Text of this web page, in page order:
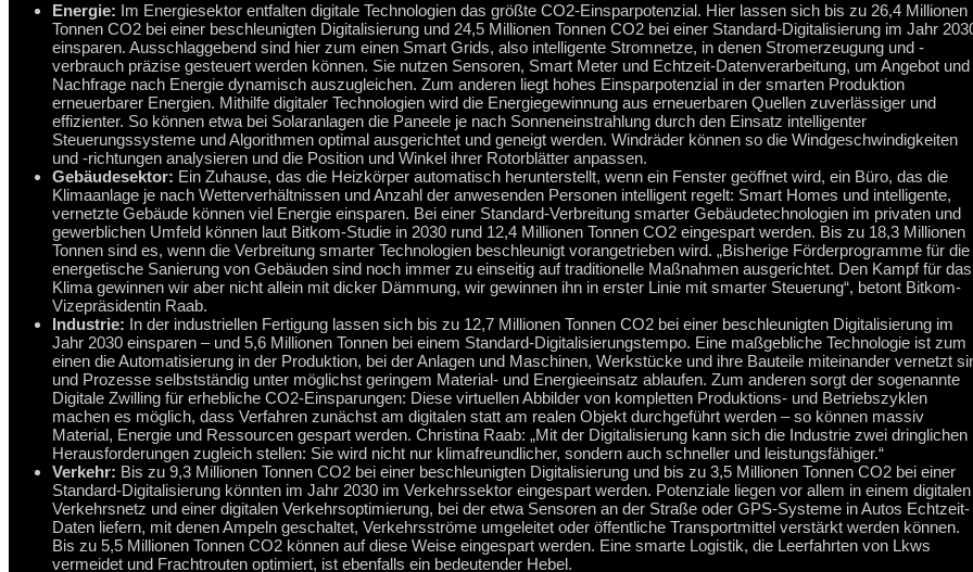
Energie: Im Energiesektor entfalten digitale Technologien das größte CO2-Einsparpotenzial. Hier lassen sich bis zu 26,4 Millionen
Tonnen CO2 bei einer beschleunigten Digitalisierung und 24,5 Millionen Tonnen CO2 bei einer Standard-Digitalisierung im Jahr
einsparen. Ausschlaggebend sind hier zum einen Smart Grids, also intelligente Stromnetze, in denen Stromerzeugung und -
verbrauch präzise gesteuert werden können. Sie nutzen Sensoren, Smart Meter und Echtzeit-Datenverarbeitung, um Angebot und
Nachfrage nach Energie dynamisch auszugleichen. Zum anderen liegt hohes Einsparpotenzial in der smarten Produktion
erneuerbarer Energien. Mithilfe digitaler Technologien wird die Energiegewinnung aus erneuerbaren Quellen zuverlässiger und
effizienter. So können etwa bei Solaranlagen die Paneele je nach Sonneneinstrahlung durch den Einsatz intelligenter
Steuerungssysteme und Algorithmen optimal ausgerichtet und geneigt werden. Windräder können so die Windgeschwindigkeiten
und -richtungen analysieren und die Position und Winkel ihrer Rotorblätter anpassen.
Gebäudesektor: Ein Zuhause, das die Heizkörper automatisch herunterstellt, wenn ein Fenster geöffnet wird, ein Büro, das die
Klimaanlage je nach Wetterverhältnissen und Anzahl der anwesenden Personen intelligent regelt: Smart Homes und intelligente,
vernetzte Gebäude können viel Energie einsparen. Bei einer Standard-Verbreitung smarter Gebäudetechnologien im privaten und
gewerblichen Umfeld können laut Bitkom-Studie in 2030 rund 12,4 Millionen Tonnen CO2 eingespart werden. Bis zu 18,3 Millionen
Tonnen sind es, wenn die Verbreitung smarter Technologien beschleunigt vorangetrieben wird. „Bisherige Förderprogramme für die
energetische Sanierung von Gebäuden sind noch immer zu einseitig auf traditionelle Maßnahmen ausgerichtet. Den Kampf für das
Klima gewinnen wir aber nicht allein mit dicker Dämmung, wir gewinnen ihn in erster Linie mit smarter Steuerung“, betont Bitkom-
Vizepräsidentin Raab.
Industrie: In der industriellen Fertigung lassen sich bis zu 12,7 Millionen Tonnen CO2 bei einer beschleunigten Digitalisierung im
Jahr 2030 einsparen – und 5,6 Millionen Tonnen bei einem Standard-Digitalisierungstempo. Eine maßgebliche Technologie ist zum
einen die Automatisierung in der Produktion, bei der Anlagen und Maschinen, Werkstücke und ihre Bauteile miteinander vernetzt
und Prozesse selbstständig unter möglichst geringem Material- und Energieeinsatz ablaufen. Zum anderen sorgt der sogenannte
Digitale Zwilling für erhebliche CO2-Einsparungen: Diese virtuellen Abbilder von kompletten Produktions- und Betriebszyklen
machen es möglich, dass Verfahren zunächst am digitalen statt am realen Objekt durchgeführt werden – so können massiv
Material, Energie und Ressourcen gespart werden. Christina Raab: „Mit der Digitalisierung kann sich die Industrie zwei dringlichen
Herausforderungen zugleich stellen: Sie wird nicht nur klimafreundlicher, sondern auch schneller und leistungsfähiger.“
Verkehr: Bis zu 9,3 Millionen Tonnen CO2 bei einer beschleunigten Digitalisierung und bis zu 3,5 Millionen Tonnen CO2 bei einer
Standard-Digitalisierung könnten im Jahr 2030 im Verkehrssektor eingespart werden. Potenziale liegen vor allem in einem digitalen
Verkehrsnetz und einer digitalen Verkehrsoptimierung, bei der etwa Sensoren an der Straße oder GPS-Systeme in Autos Echtzeit-
Daten liefern, mit denen Ampeln geschaltet, Verkehrsströme umgeleitet oder öffentliche Transportmittel verstärkt werden können.
Bis zu 5,5 Millionen Tonnen CO2 können auf diese Weise eingespart werden. Eine smarte Logistik, die Leerfahrten von Lkws
vermeidet und Frachtrouten optimiert, ist ebenfalls ein bedeutender Hebel.